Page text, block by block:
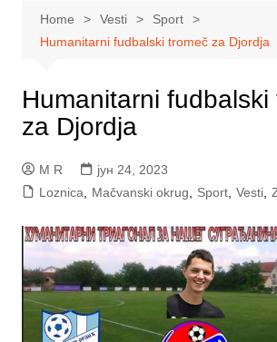
Home Vesti
Sport
Humanitarni fudbalski tromeč za Djordja
Humanitarni fudbalski
za Djordja
M R
јун 24, 2023
Loznica, Mačvanski okrug, Sport, Vesti,